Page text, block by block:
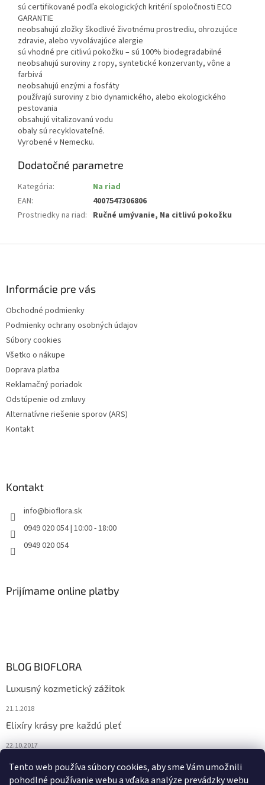
Tento web používa súbory cookies, aby sme Vám umožnili
pohodlné používanie webu a vďaka analýze prevádzky webu
sú certifikované podľa ekologických kritérií spoločnosti ECO
GARANTIE
neobsahujú zložky škodlivé životnému prostrediu, ohrozujúce
zdravie, alebo vyvolávajúce alergie
sú vhodné pre citlivú pokožku – sú 100% biodegradabilné
neobsahujú suroviny z ropy, syntetické konzervanty, vône a
farbivá
neobsahujú enzými a fosfáty
používajú suroviny z bio dynamického, alebo ekologického
pestovania
obsahujú vitalizovanú vodu
obaly sú recyklovateľné.
Vyrobené v Nemecku.
Dodatočné parametre
Kategória:
Na riad
EAN:
4007547306806
Prostriedky na riad: Ručné umývanie, Na citlivú pokožku
Informácie pre vás
Obchodné podmienky
Podmienky ochrany osobných údajov
Súbory cookies
Všetko o nákupe
Doprava platba
Reklamačný poriadok
Odstúpenie od zmluvy
Alternatívne riešenie sporov (ARS)
Kontakt
Kontakt
info@bioflora.sk
0949 020 054 | 10:00 - 18:00
0949 020 054
Prijímame online platby
BLOG BIOFLORA
Luxusný kozmetický zážitok
21.1.2018
Elixíry krásy pre každú pleť
22.10.2017
Spoznajte prírodnú kozmetiku Sante
10.10.2017